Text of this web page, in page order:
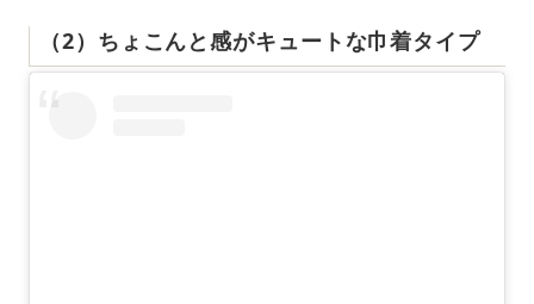
（2）ちょこんと感がキュートな巾着タイプ